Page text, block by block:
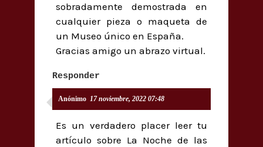
sobradamente demostrada en
cualquier pieza o maqueta de
un Museo único en España.
Gracias amigo un abrazo virtual.
Responder
Anónimo 17 noviembre, 2022 07:48
Es un verdadero placer leer tu
artículo sobre La Noche de las